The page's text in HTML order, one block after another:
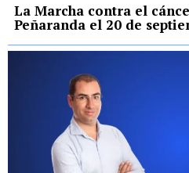
La Marcha contra el
Peñaranda el 20 de